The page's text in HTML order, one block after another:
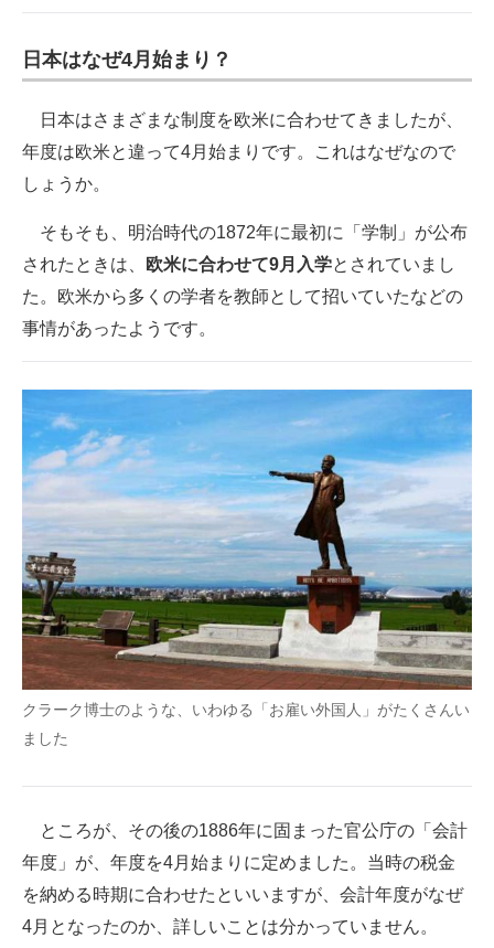
日本はなぜ4月始まり？
日本はさまざまな制度を欧米に合わせてきましたが、
年度は欧米と違って4月始まりです。これはなぜなので
しょうか。
そもそも、明治時代の1872年に最初に「学制」が公布
されたときは、
欧米に合わせて9月入学とされていまし
た。欧米から多くの学者を教師として招いていたなどの
事情があったようです。
クラーク博士のような、いわゆる「お雇い外国人」がたくさんい
ました
ところが、その後の1886年に固まった官公庁の「会計
年度」が、年度を4月始まりに定めました。当時の税金
を納める時期に合わせたといいますが、会計年度がなぜ
4月となったのか、詳しいことは分かっていません。